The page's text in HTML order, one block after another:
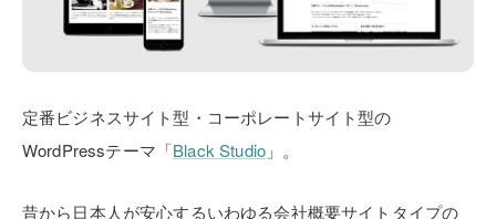
定番ビジネスサイト型・コーポレートサイト型の
WordPressテーマ「Black Studio 」。
昔から日本人が安心するいわゆる会社概要サイトタイプの